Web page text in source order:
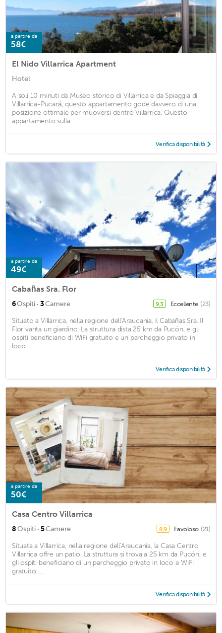
a partire da
58€
El Nido Villarrica Apartment
Hotel
A soli 10 minuti da Museo storico di Villarrica e da Spiaggia di
Villarrica-Pucará, questo appartamento gode davvero di una
posizione ottimale per muoversi dentro Villarrica. Questo
appartamento sulla ...
Verifica disponibilità
a partire da
49€
Cabañas Sra. Flor
6Ospiti · 3Camere 9,3 Eccellente (23)
Situato a Villarrica, nella regione dell'Araucanía, il Cabañas Sra. Il
Flor vanta un giardino. La struttura dista 25 km da Pucón, e gli
ospiti beneficiano di WiFi gratuito e un parcheggio privato in
loco. ...
Verifica disponibilità
a partire da
50€
Casa Centro Villarrica
8Ospiti · 5Camere 8,9 Favoloso (21)
Situata a Villarrica, nella regione dell'Araucanía, la Casa Centro
Villarrica offre un patio. La struttura si trova a 25 km da Pucón, e
gli ospiti beneficiano di un parcheggio privato in loco e WiFi
gratuito. ...
Verifica disponibilità